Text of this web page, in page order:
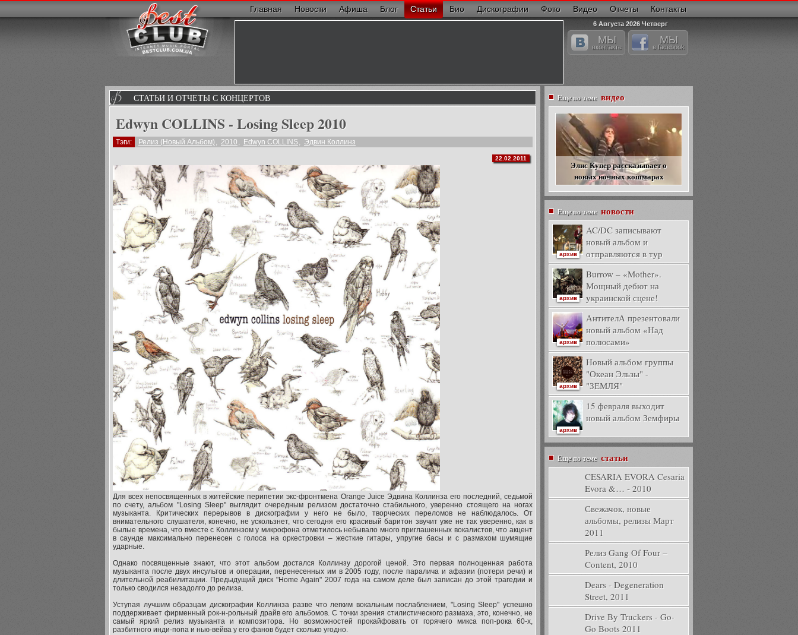
Главная Новости Афиша Блог Статьи Био Дискографии Фото Видео Отчеты Контакты
6 Августа 2026 Четверг
МЫ
вконтакте
МЫ
в facebook
СТАТЬИ И ОТЧЕТЫ С КОНЦЕРТОВ
Edwyn COLLINS - Losing Sleep 2010
Тэги: Релиз (Новый Альбом) , 2010 , Edwyn COLLINS, Эдвин Коллинз
22.02.2011
Для всех непосвященных в житейские перипетии экс-фронтмена Orange Juice Эдвина Коллинза его последний, седьмой
по счету, альбом "Losing Sleep" выглядит очередным релизом достаточно стабильного, уверенно стоящего на ногах
музыканта. Критических перерывов в дискографии у него не было, творческих переломов не наблюдалось. От
внимательного слушателя, конечно, не ускользнет, что сегодня его красивый баритон звучит уже не так уверенно, как в
былые времена, что вместе с Коллинзом у микрофона отметилось небывало много приглашенных вокалистов, что акцент
в саунде максимально перенесен с голоса на оркестровки – жесткие гитары, упругие басы и с размахом шумящие
ударные.
Однако посвященные знают, что этот альбом достался Коллинзу дорогой ценой. Это первая полноценная работа
музыканта после двух инсультов и операции, перенесенных им в 2005 году, после паралича и афазии (потери речи) и
длительной реабилитации. Предыдущий диск "Home Again" 2007 года на самом деле был записан до этой трагедии и
только сводился незадолго до релиза.
Уступая лучшим образцам дискографии Коллинза разве что легким вокальным послаблением, "Losing Sleep" успешно
поддерживает фирменный рок-н-рольный драйв его альбомов. С точки зрения стилистического размаха, это, конечно, не
самый яркий релиз музыканта и композитора. Но возможностей прокайфовать от горячего микса поп-рока 60-х,
разбитного инди-попа и нью-вейва у его фанов будет сколько угодно.
Еще по теме видео
Элис Купер рассказывает о
новых ночных кошмарах
Еще по теме новости
AC/DC записывают
новый альбом и
отправляются в тур
архив
Burrow – «Mother».
Мощный дебют на
украинской сцене!
архив
АнтителА презентовали
новый альбом «Над
полюсами»
архив
Новый альбом группы
"Океан Эльзы" -
"ЗЕМЛЯ"
архив
15 февраля выходит
новый альбом Земфиры
архив
Еще по теме статьи
CESARIA EVORA Cesaria
Evora &… - 2010
Свежачок, новые
альбомы, релизы Март
2011
Релиз Gang Of Four –
Content, 2010
Dears - Degeneration
Street, 2011
Drive By Truckers - Go-
Go Boots 2011